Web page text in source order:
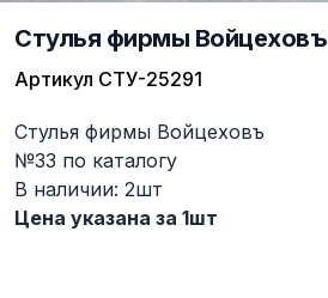
Стулья фирмы Войцеховъ
Артикул СТУ-25291
Описание
Стулья фирмы Войцеховъ
№33 по каталогу
В наличии: 2шт
Цена указана за 1шт